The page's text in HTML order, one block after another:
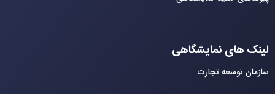
لینک های نمایشگاهی
سازمان توسعه تجارت